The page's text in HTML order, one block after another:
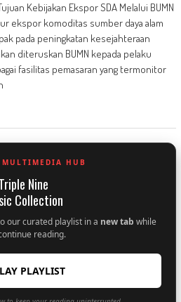
Kebijakan Ekspor SDA Melalui BUMN
ekspor komoditas sumber daya alam
pada peningkatan kesejahteraan
diteruskan BUMN kepada pelaku
fasilitas pemasaran yang termonitor
HUB
Triple Nine
Collection
our curated playlist in a new tab while
reading.
PLAYLIST